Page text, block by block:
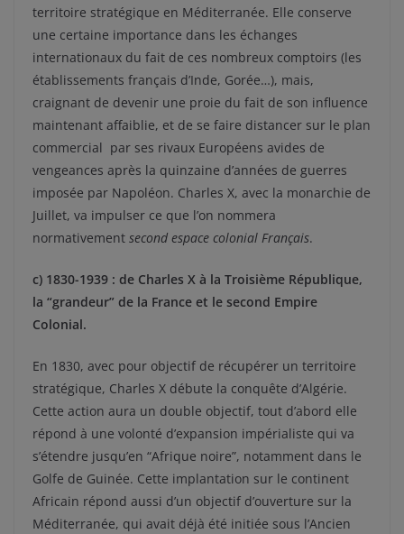
territoire stratégique en Méditerranée. Elle conserve
une certaine importance dans les échanges
internationaux du fait de ces nombreux comptoirs (les
établissements français d’Inde, Gorée…), mais,
craignant de devenir une proie du fait de son influence
maintenant affaiblie, et de se faire distancer sur le plan
commercial par ses rivaux Européens avides de
vengeances après la quinzaine d’années de guerres
imposée par Napoléon. Charles X, avec la monarchie de
Juillet, va impulser ce que l’on nommera
normativement second espace colonial Français.
c) 1830-1939 : de Charles X à la Troisième République,
la “grandeur” de la France et le second Empire
Colonial.
En 1830, avec pour objectif de récupérer un territoire
stratégique, Charles X débute la conquête d’Algérie.
Cette action aura un double objectif, tout d’abord elle
répond à une volonté d’expansion impérialiste qui va
s’étendre jusqu’en “Afrique noire”, notamment dans le
Golfe de Guinée. Cette implantation sur le continent
Africain répond aussi d’un objectif d’ouverture sur la
Méditerranée, qui avait déjà été initiée sous l’Ancien